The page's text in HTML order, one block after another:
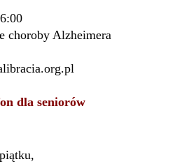
choroby Alzheimera
dla seniorów